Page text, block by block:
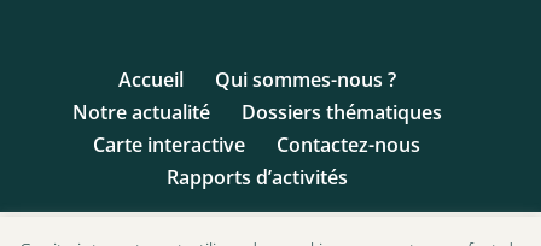
Accueil
Qui sommes-nous ?
Notre actualité
Dossiers thématiques
Carte interactive
Contactez-nous
Rapports d’activités